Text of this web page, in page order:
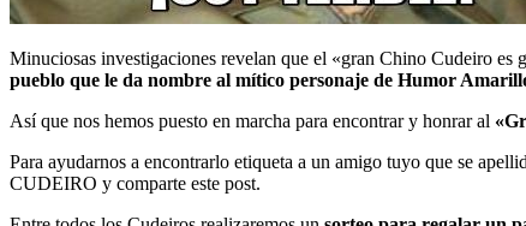
Minuciosas investigaciones revelan que el «gran Chino Cudeiro
pueblo que le da nombre al mítico personaje de Humor
Así que nos hemos puesto en marcha para encontrar y honrar al
Para ayudarnos a encontrarlo etiqueta a un amigo tuyo que se
CUDEIRO y comparte este post.